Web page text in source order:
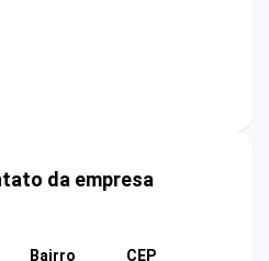
da empresa
Bairro
CEP